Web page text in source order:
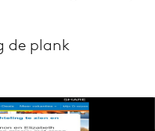
de Adformatie
de plank